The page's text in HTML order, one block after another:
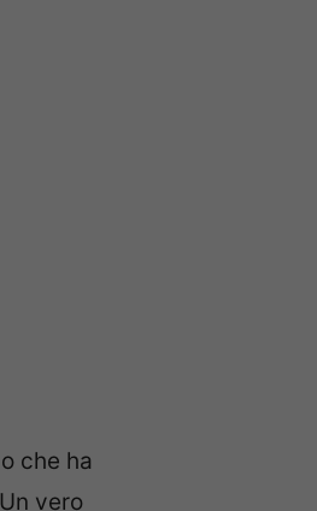
che ha
vero